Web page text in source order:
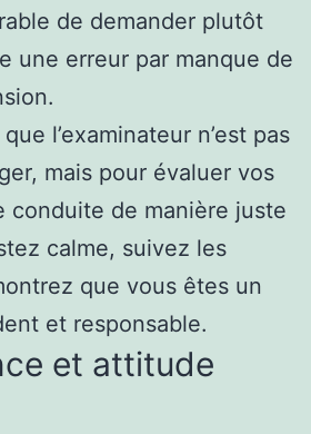
de demander plutôt
une erreur par manque de
l’examinateur n’est pas
mais pour évaluer vos
conduite de manière juste
calme, suivez les
que vous êtes un
et responsable.
et attitude